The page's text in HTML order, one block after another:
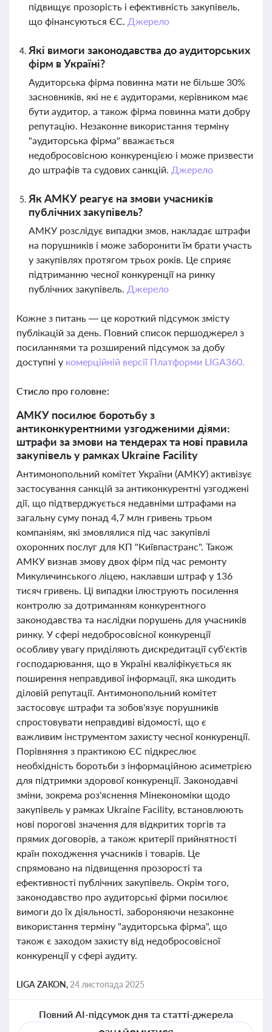
підвищує прозорість і ефективність закупівель,
що фінансуються ЄС. Джерело
Які вимоги законодавства до аудиторських
фірм в Україні?
Аудиторська фірма повинна мати не більше 30%
засновників, які не є аудиторами, керівником має
бути аудитор, а також фірма повинна мати добру
репутацію. Незаконне використання терміну
"аудиторська фірма" вважається
недобросовісною конкуренцією і може призвести
до штрафів та судових санкцій. Джерело
Як АМКУ реагує на змови учасників
публічних закупівель?
АМКУ розслідує випадки змов, накладає штрафи
на порушників і може заборонити їм брати участь
у закупівлях протягом трьох років. Це сприяє
підтриманню чесної конкуренції на ринку
публічних закупівель. Джерело
Кожне з питань — це короткий підсумок змісту
публікацій за день. Повний список першоджерел з
посиланнями та розширений підсумок за добу
доступні у комерційній версії Платформи LIGA360.
Стисло про головне:
АМКУ посилює боротьбу з
антиконкурентними узгодженими діями:
штрафи за змови на тендерах та нові правила
закупівель у рамках Ukraine Facility
Антимонопольний комітет України (АМКУ) активізує
застосування санкцій за антиконкурентні узгоджені
дії, що підтверджується недавніми штрафами на
загальну суму понад 4,7 млн гривень трьом
компаніям, які змовлялися під час закупівлі
охоронних послуг для КП "Київпастранс". Також
АМКУ визнав змову двох фірм під час ремонту
Микуличинського ліцею, наклавши штраф у 136
тисяч гривень. Ці випадки ілюструють посилення
контролю за дотриманням конкурентного
законодавства та наслідки порушень для учасників
ринку. У сфері недобросовісної конкуренції
особливу увагу приділяють дискредитації суб'єктів
господарювання, що в Україні кваліфікується як
поширення неправдивої інформації, яка шкодить
діловій репутації. Антимонопольний комітет
застосовує штрафи та зобов'язує порушників
спростовувати неправдиві відомості, що є
важливим інструментом захисту чесної конкуренції.
Порівняння з практикою ЄС підкреслює
необхідність боротьби з інформаційною асиметрією
для підтримки здорової конкуренції. Законодавчі
зміни, зокрема роз'яснення Мінекономіки щодо
закупівель у рамках Ukraine Facility, встановлюють
нові порогові значення для відкритих торгів та
прямих договорів, а також критерії прийнятності
країн походження учасників і товарів. Це
спрямовано на підвищення прозорості та
ефективності публічних закупівель. Окрім того,
законодавство про аудиторські фірми посилює
вимоги до їх діяльності, забороняючи незаконне
використання терміну "аудиторська фірма", що
також є заходом захисту від недобросовісної
конкуренції у сфері аудиту.
LIGA ZAKON, 24 листопада 2025
Повний AI-підсумок дня та статті-джерела